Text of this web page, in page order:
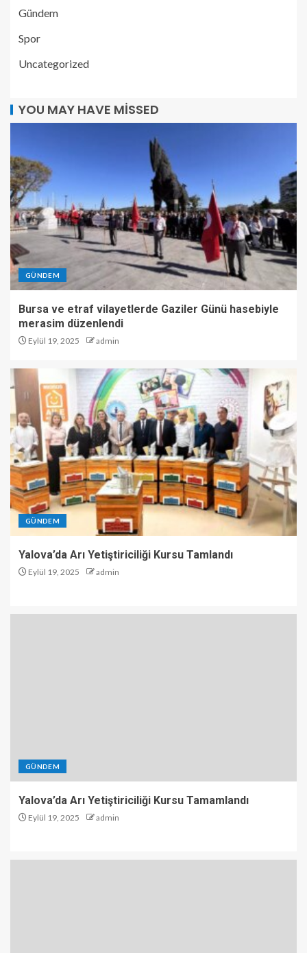
Gündem
Spor
Uncategorized
YOU MAY HAVE MISSED
GÜNDEM
Bursa ve etraf vilayetlerde Gaziler Günü hasebiyle
merasim düzenlendi
Eylül 19, 2025 admin
GÜNDEM
Yalova’da Arı Yetiştiriciliği Kursu Tamlandı
Eylül 19, 2025 admin
GÜNDEM
Yalova’da Arı Yetiştiriciliği Kursu Tamamlandı
Eylül 19, 2025 admin